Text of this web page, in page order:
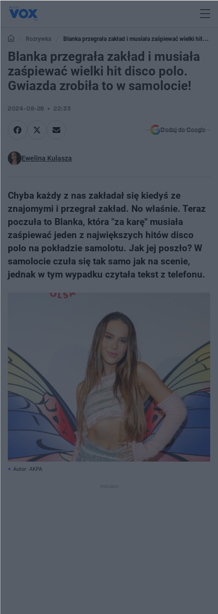
Rozrywka
Blanka przegrała zakład i musiała zaśpiewać wielki hit
disco polo. Gwiazda zrobiła to w samolocie!
Blanka przegrała zakład i musiała
zaśpiewać wielki hit disco polo.
Gwiazda zrobiła to w samolocie!
2024-08-28 22:33
Dodaj do Google
Ewelina Kulasza
Chyba każdy z nas zakładał się kiedyś ze
znajomymi i przegrał zakład. No właśnie. Teraz
poczuła to Blanka, która "za karę" musiała
zaśpiewać jeden z największych hitów disco
polo na pokładzie samolotu. Jak jej poszło? W
samolocie czuła się tak samo jak na scenie,
jednak w tym wypadku czytała tekst z telefonu.
Autor: AKPA